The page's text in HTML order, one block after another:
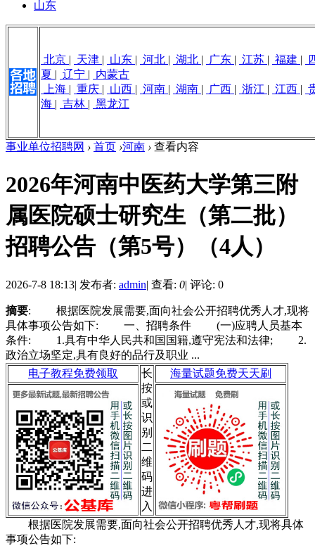
山东
北京 | 天津 | 山东 | 河北 | 湖北 | 广东 | 江苏 | 福建 |
夏 | 辽宁 | 内蒙古
上海 | 重庆 | 山西 | 河南 | 湖南 | 广西 | 浙江 | 江西 |
海 | 吉林 | 黑龙江
事业单位招聘网 › 首页 ›河南 › 查看内容
2026年河南中医药大学第三附
属医院硕士研究生（第二批）
招聘公告（第5号）（4人）
2026-7-8 18:13| 发布者: admin| 查看: 0| 评论: 0
摘要: 根据医院发展需要,面向社会公开招聘优秀人才,现将
具体事项公告如下: 一、招聘条件 (一)应聘人员基本
条件: 1.具有中华人民共和国国籍,遵守宪法和法律; 2.
政治立场坚定,具有良好的品行及职业 ...
电子教程免费领取
长
按
或
识
别
二
维
码
进
入
海量试题免费天天刷
根据医院发展需要,面向社会公开招聘优秀人才,现将具体
事项公告如下: